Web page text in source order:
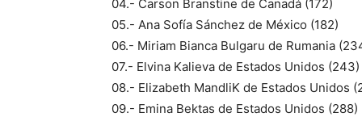
04.- Carson Branstine de Canadá (172)
05.- Ana Sofía Sánchez de México (182)
06.- Miriam Bianca Bulgaru de Rumania
07.- Elvina Kalieva de Estados Unidos (243)
08.- Elizabeth MandliK de Estados Unidos
09.- Emina Bektas de Estados Unidos (288)